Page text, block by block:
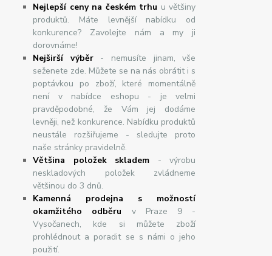
Nejlepší ceny na českém trhu u většiny
produktů. Máte levnější nabídku od
konkurence? Zavolejte nám a my ji
dorovnáme!
Nejširšívýběr- nemusíte jinam, vše
seženete zde. Můžete se na nás obrátit i s
poptávkou po zboží, které momentálně
není v nabídce eshopu - je velmi
pravděpodobné, že Vám jej dodáme
levněji, než konkurence. Nabídku produktů
neustále rozšiřujeme - sledujte proto
naše stránky pravidelně.
Většina položek skladem - výrobu
neskladových položek zvládneme
většinou do 3 dnů.
Kamenná prodejna s možností
okamžitého odběru v Praze 9 -
Vysočanech, kde si můžete zboží
prohlédnout a poradit se s námi o jeho
použití.